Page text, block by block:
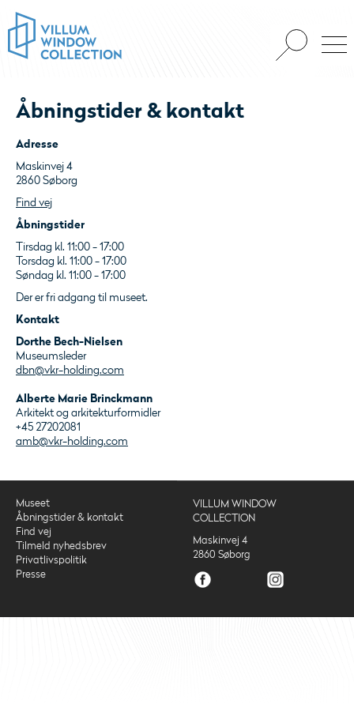
Åbningstider & kontakt
Adresse
Maskinvej 4
2860 Søborg
Find vej
Åbningstider
Tirsdag kl. 11:00 - 17:00
Torsdag kl. 11:00 - 17:00
Søndag kl. 11:00 - 17:00
Der er fri adgang til museet.
Kontakt
Dorthe Bech-Nielsen
Museumsleder
dbn@vkr-holding.com
Alberte Marie Brinckmann
Arkitekt og arkitekturformidler
+45 27202081
amb@vkr-holding.com
Museet
Åbningstider & kontakt
Find vej
Tilmeld nyhedsbrev
Privatlivspolitik
Presse
VILLUM WINDOW
COLLECTION
Maskinvej 4
2860 Søborg